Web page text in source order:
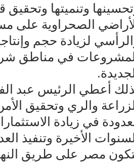
وتنميتها
الصحراوية على
لزيادة حجم
في مناطق شرق
أعطي الرئيس عبد
والري وتحقيق
في زيادة
الأخيرة وتنفيذ
مصر على طريق